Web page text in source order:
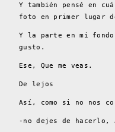
Y también pensé en
foto en primer lugar
Y la parte en mi
gusto.
Ese, Que me veas.
De lejos
Así, como si no nos
-no dejes de hacerlo,